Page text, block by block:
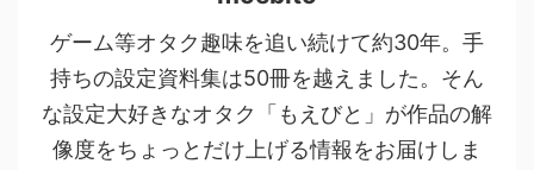
ゲーム等オタク趣味を追い続けて約30年。手
持ちの設定資料集は50冊を越えました。そん
な設定大好きなオタク「もえびと」が作品の解
像度をちょっとだけ上げる情報をお届けしま